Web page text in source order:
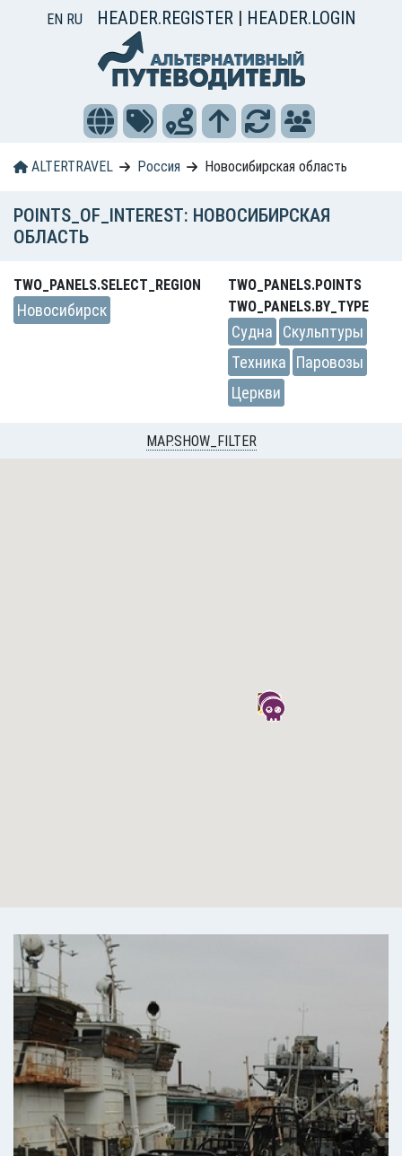
EN RU HEADER.REGISTER | HEADER.LOGIN
ALTERTRAVEL Россия Новосибирская область
POINTS_OF_INTEREST: НОВОСИБИРСКАЯ
ОБЛАСТЬ
TWO_PANELS.SELECT_REGION
Новосибирск
TWO_PANELS.POINTS
TWO_PANELS.BY_TYPE
Судна
Скульптуры
Техника
Паровозы
Церкви
MAP.SHOW_FILTER